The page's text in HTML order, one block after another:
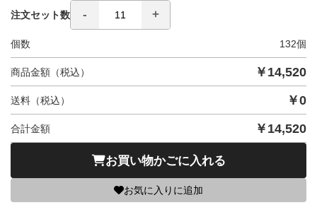
注文セット数
個数 132個
商品金額（税込） ￥ 14,520
送料（税込） ￥0
合計金額 ￥ 14,520
お買い物かごに入れる
お気に入りに追加